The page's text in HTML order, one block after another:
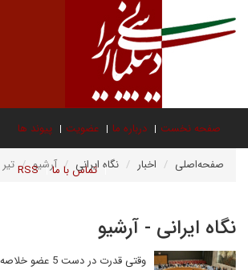
صفحه نخست درباره ما عضویت پیوند ها
تماس با ما RSS صفحه‌اصلی اخبار نگاه ایرانی آرشیو تیر ۱۳۹۱
نگاه ایرانی - آرشیو
وقتی قدرت در دست 5 عضو خلاصه می‌شود